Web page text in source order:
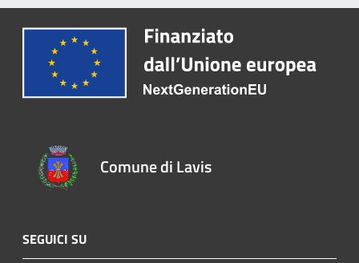
Comune di Lavis
SEGUICI SU